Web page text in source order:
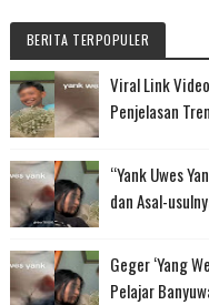
BERITA TERPOPULER
Viral Link
Penjelasan
“Yank Uwes
dan Asal-
Geger ‘Yang
Pelajar